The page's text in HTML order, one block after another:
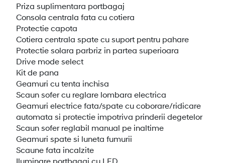
Priza suplimentara portbagaj
Consola centrala fata cu cotiera
Protectie capota
Cotiera centrala spate cu suport pentru pahare
Protectie solara parbriz in partea superioara
Drive mode select
Kit de pana
Geamuri cu tenta inchisa
Scaun sofer cu reglare lombara electrica
Geamuri electrice fata/spate cu coborare/ridicare
automata si protectie impotriva prinderii degetelor
Scaun sofer reglabil manual pe inaltime
Geamuri spate si luneta fumurii
Scaune fata incalzite
Iluminare portbagaj cu LED